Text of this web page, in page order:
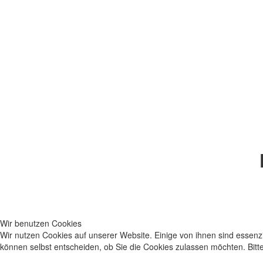
Wir benutzen Cookies
Wir nutzen Cookies auf unserer Website. Einige von ihnen sind
können selbst entscheiden, ob Sie die Cookies zulassen möchten.